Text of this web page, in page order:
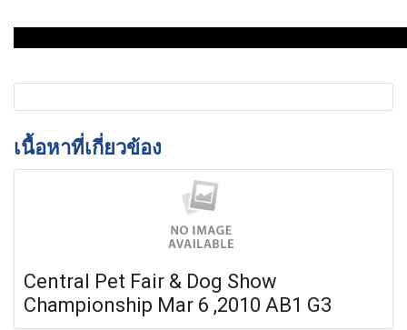
เนื้อหาที่เกี่ยวข้อง
Central Pet Fair & Dog Show
Championship Mar 6 ,2010 AB1 G3